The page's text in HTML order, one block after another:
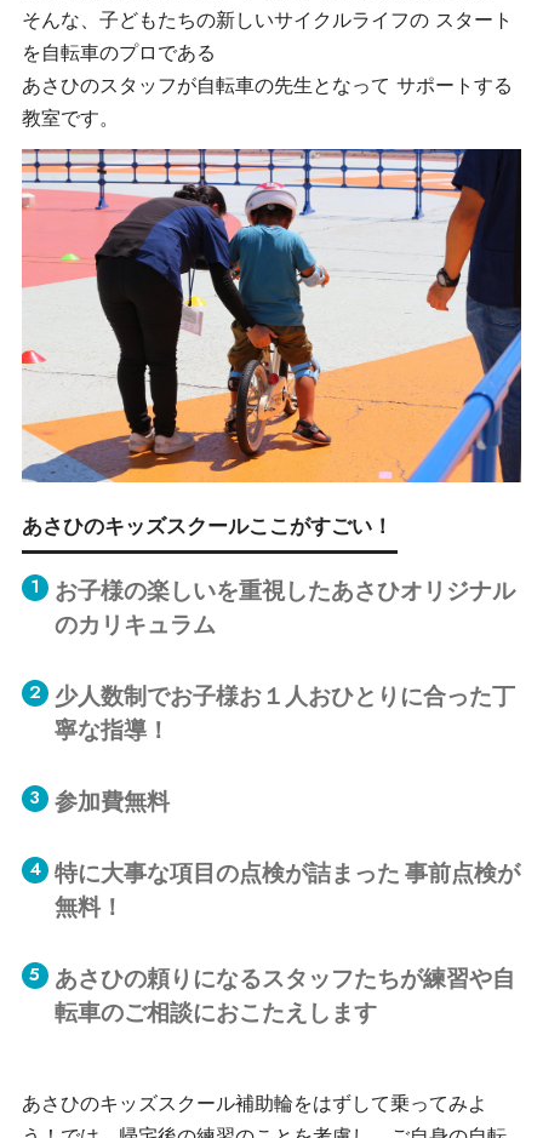
そんな、子どもたちの新しいサイクルライフのスタート
を自転車のプロである
あさひのスタッフが自転車の先生となって サポートする
教室です。
あさひのキッズスクールここがすごい！
お子様の楽しいを重視したあさひオリジナル
のカリキュラム
少人数制でお子様お１人おひとりに合った丁
寧な指導！
参加費無料
特に大事な項目の点検が詰まった 事前点検が
無料！
あさひの頼りになるスタッフたちが練習や自
転車のご相談におこたえします
あさひのキッズスクール補助輪をはずして乗ってみよ